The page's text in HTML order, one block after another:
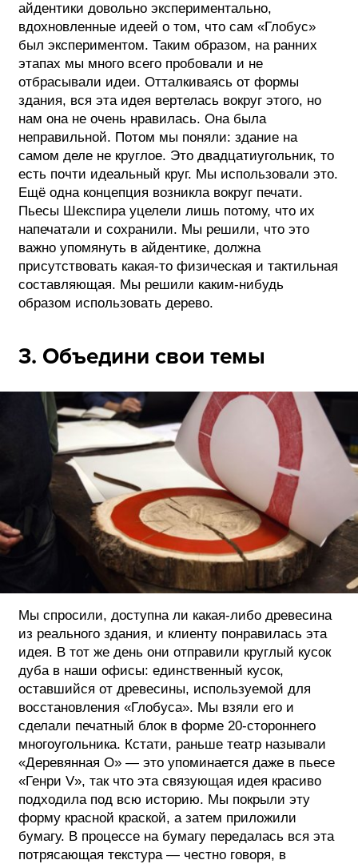
айдентики довольно экспериментально,
вдохновленные идеей о том, что сам «Глобус»
был экспериментом. Таким образом, на ранних
этапах мы много всего пробовали и не
отбрасывали идеи. Отталкиваясь от формы
здания, вся эта идея вертелась вокруг этого, но
нам она не очень нравилась. Она была
неправильной. Потом мы поняли: здание на
самом деле не круглое. Это двадцатиугольник, то
есть почти идеальный круг. Мы использовали это.
Ещё одна концепция возникла вокруг печати.
Пьесы Шекспира уцелели лишь потому, что их
напечатали и сохранили. Мы решили, что это
важно упомянуть в айдентике, должна
присутствовать какая-то физическая и тактильная
составляющая. Мы решили каким-нибудь
образом использовать дерево.
3. Объедини свои темы
Мы спросили, доступна ли какая-либо древесина
из реального здания, и клиенту понравилась эта
идея. В тот же день они отправили круглый кусок
дуба в наши офисы: единственный кусок,
оставшийся от древесины, используемой для
восстановления «Глобуса». Мы взяли его и
сделали печатный блок в форме 20-стороннего
многоугольника. Кстати, раньше театр называли
«Деревянная О» — это упоминается даже в пьесе
«Генри V», так что эта связующая идея красиво
подходила под всю историю. Мы покрыли эту
форму красной краской, а затем приложили
бумагу. В процессе на бумагу передалась вся эта
потрясающая текстура — честно говоря, в